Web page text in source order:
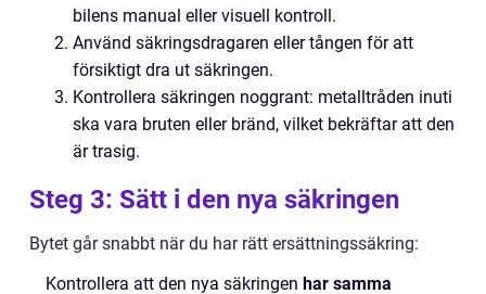
bilens manual eller visuell kontroll.
Använd säkringsdragaren eller tången för att
försiktigt dra ut säkringen.
Kontrollera säkringen noggrant: metalltråden inuti
ska vara bruten eller bränd, vilket bekräftar att den
är trasig.
Steg 3: Sätt i den nya säkringen
Bytet går snabbt när du har rätt ersättningssäkring:
Kontrollera att den nya säkringen har samma